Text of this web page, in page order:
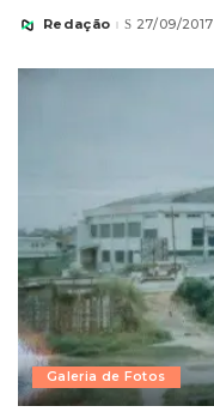
Posted
Redação 27/09/2017
Galeria de Fotos